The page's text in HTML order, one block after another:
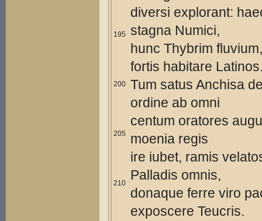
195
200
205
210
diversi explorant:
stagna Numici,
hunc Thybrim
fortis habitare
Tum satus Anchisa
ordine ab omni
centum oratores
moenia regis
ire iubet, ramis
Palladis omnis,
donaque ferre viro
exposcere Teucris.